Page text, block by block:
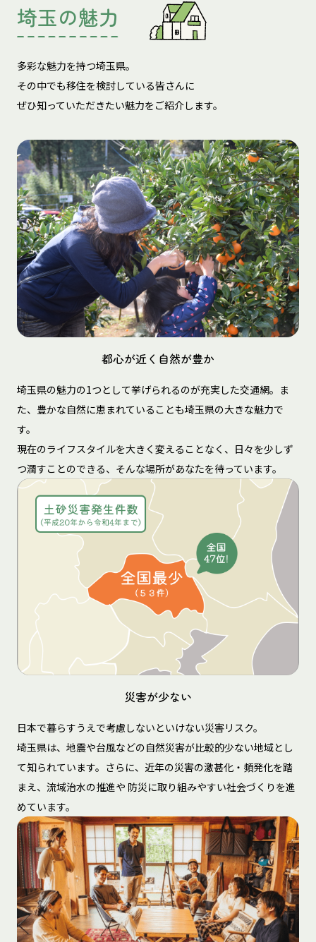
埼玉の魅力
多彩な魅力を持つ埼玉県。
その中でも移住を検討している皆さんに
ぜひ知っていただきたい魅力をご紹介します。
都心が近く自然が豊か
埼玉県の魅力の1つとして挙げられるのが充実した交通網。ま
た、豊かな自然に恵まれていることも埼玉県の大きな魅力で
す。
現在のライフスタイルを大きく変えることなく、日々を少しず
つ潤すことのできる、そんな場所があなたを待っています。
災害が少ない
日本で暮らすうえで考慮しないといけない災害リスク。
埼玉県は、地震や台風などの自然災害が比較的少ない地域とし
て知られています。さらに、近年の災害の激甚化・頻発化を踏
まえ、流域治水の推進や 防災に取り組みやすい社会づくりを進
めています。